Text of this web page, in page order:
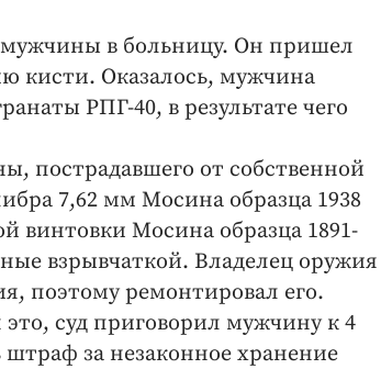
мужчины в больницу. Он пришел
кисти. Оказалось, мужчина
РПГ-40, в результате чего
пострадавшего от собственной
7,62 мм Мосина образца 1938
винтовки Мосина образца 1891-
взрывчаткой. Владелец оружия
поэтому ремонтировал его.
суд приговорил мужчину к 4
за незаконное хранение